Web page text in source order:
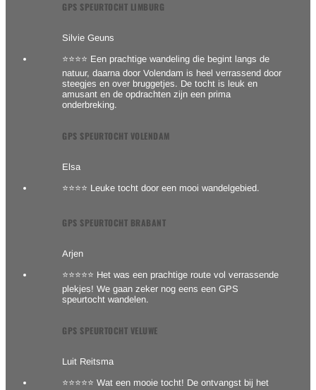
GPS SPEURTOCHT LIMBURG
Silvie Geuns
⭐⭐⭐⭐ Een prachtige wandeling die begint langs de
natuur, daarna door Volendam is heel verrassend door
steegjes en over bruggetjes. De tocht is leuk en
amusant en de opdrachten zijn een prima
onderbreking.
GPS SPEURTOCHT VOLENDAM
Elsa
⭐⭐⭐⭐ Leuke tocht door een mooi wandelgebied.
GPS SPEURTOCHT BRABANT
Arjen
⭐⭐⭐⭐⭐ Het was een prachtige route vol verrassende
plekjes! We gaan zeker nog eens een GPS
speurtocht wandelen.
GPS SPEURTOCHT VELUWE
Luit Reitsma
⭐⭐⭐⭐⭐ Wat een mooie tocht! De ontvangst bij het